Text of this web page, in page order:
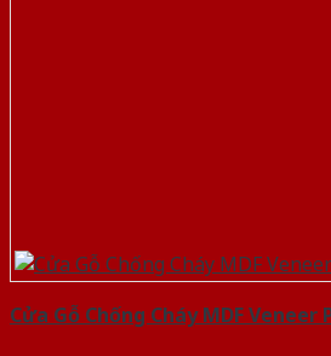
Cửa Gỗ Chống Cháy MDF Veneer